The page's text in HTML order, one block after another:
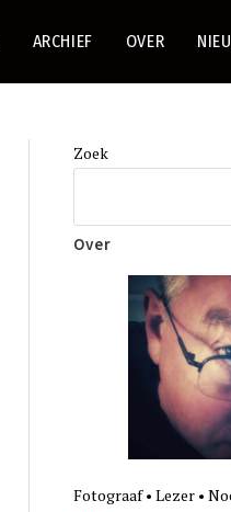
ARCHIEF OVER
Zoek
Over
Fotograaf • Lezer •